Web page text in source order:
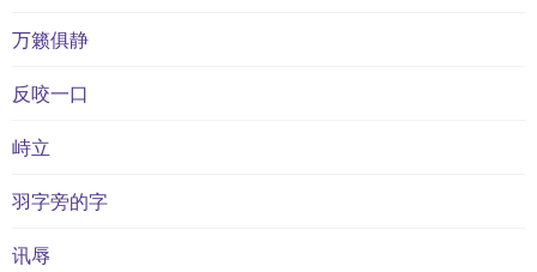
万籁俱静
反咬一口
峙立
羽字旁的字
讯辱